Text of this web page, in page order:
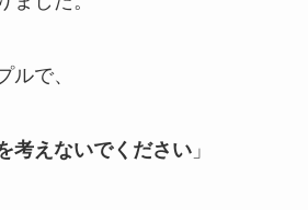
ルで、
考えないでください」